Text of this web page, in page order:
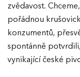
zvědavost.
pořádnou
konzumentů,
spontánně
vynikající české